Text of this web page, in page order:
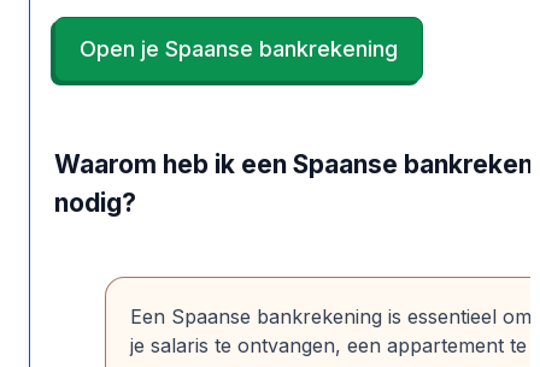
Open je Spaanse bankrekening
Waarom heb ik een Spaanse
nodig?
Een Spaanse bankrekening is essentieel om
je salaris te ontvangen, een appartement te